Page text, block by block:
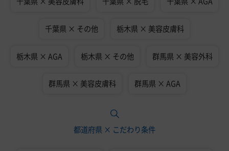
千葉県 × その他 栃木県 × 美容皮膚科
栃木県 × AGA 栃木県 × その他 群馬県 × 美容外科
群馬県 × 美容皮膚科 群馬県 × AGA
都道府県 × こだわり条件